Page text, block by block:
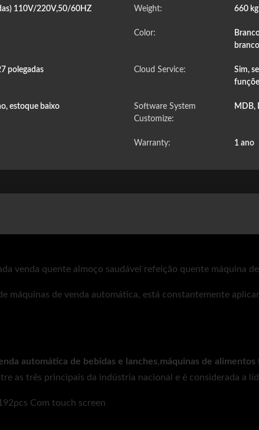
110V/220V,50/60HZ Weight: 660
Color:
polegadas Cloud Service:
Sim,
estoque baixo
Software System
Customize:
MDB,
Warranty: 1 ano
venda quente almoço saudável refeição quente máquina
máquinas de venda automática, está constantemente
automática de bebidas e lanches,máquinas de
as três principais da indústria nacional e é considerada a